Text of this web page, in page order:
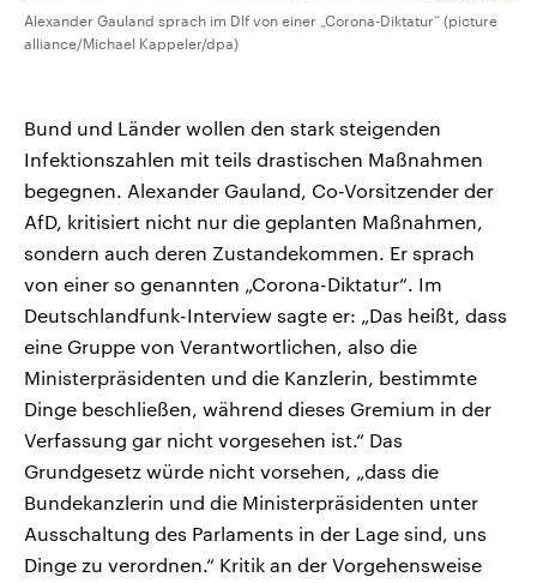
Alexander Gauland sprach im Dlf von einer „Corona-Diktatur“ (picture
alliance/Michael Kappeler/dpa)
Bund und Länder wollen den stark steigenden
Infektionszahlen mit teils drastischen Maßnahmen
begegnen. Alexander Gauland, Co-Vorsitzender der
AfD, kritisiert nicht nur die geplanten Maßnahmen,
sondern auch deren Zustandekommen. Er sprach
von einer so genannten „Corona-Diktatur“. Im
Deutschlandfunk-Interview sagte er: „Das heißt, dass
eine Gruppe von Verantwortlichen, also die
Ministerpräsidenten und die Kanzlerin, bestimmte
Dinge beschließen, während dieses Gremium in der
Verfassung gar nicht vorgesehen ist.“ Das
Grundgesetz würde nicht vorsehen, „dass die
Bundekanzlerin und die Ministerpräsidenten unter
Ausschaltung des Parlaments in der Lage sind, uns
Dinge zu verordnen.“ Kritik an der Vorgehensweise